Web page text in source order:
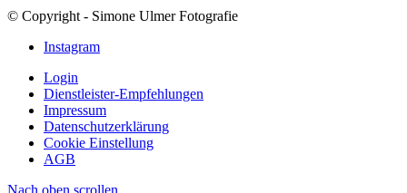
© Copyright - Simone Ulmer Fotografie
Instagram
Login
Dienstleister-Empfehlungen
Impressum
Datenschutzerklärung
Cookie Einstellung
AGB